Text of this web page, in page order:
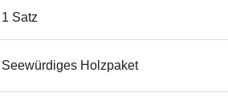
1 Satz
Seewürdiges Holzpaket